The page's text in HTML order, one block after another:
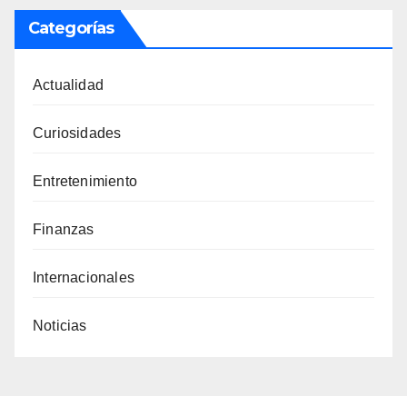
Categorías
Actualidad
Curiosidades
Entretenimiento
Finanzas
Internacionales
Noticias